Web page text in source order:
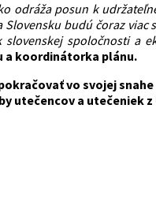
odráža posun k
budú čoraz viac
spoločnosti a
a koordinátorka plánu.
vo svojej
utečencov a utečeniek z